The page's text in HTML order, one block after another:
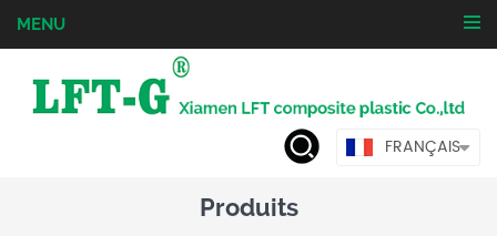
MENU
FRANÇAIS
Produits